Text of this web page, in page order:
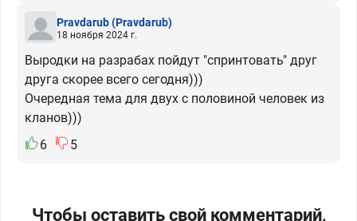
Pravdarub(Pravdarub)
18 ноября 2024 г.
Выродки на разрабах пойдут "спринтовать" друг
друга скорее всего сегодня)))
Очередная тема для двух с половиной человек из
кланов)))
6
5
Чтобы оставить свой комментарий,